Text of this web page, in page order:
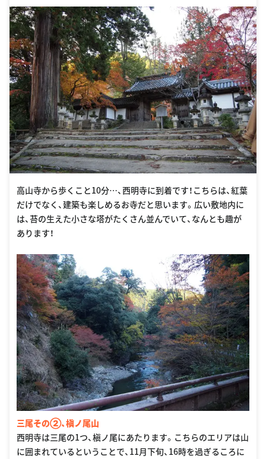
InforKindCode=1&ManageCode=1000082
高山寺から歩くこと10分…、西明寺に到着です！こちらは、紅葉
だけでなく、建築も楽しめるお寺だと思います。広い敷地内に
は、苔の生えた小さな塔がたくさん並んでいて、なんとも趣が
あります！
三尾その②、槇ノ尾山
西明寺は三尾の1つ、槇ノ尾にあたります。こちらのエリアは山
に囲まれているということで、11月下旬、16時を過ぎるころに